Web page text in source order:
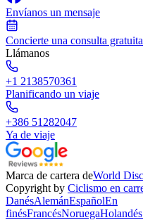
Envíanos un mensaje
Concierte una consulta gratuita
Llámanos
+1 2138570361
Planificando un viaje
+386 51282047
Ya de viaje
Marca de cartera deWorld
Copyright by Ciclismo en
DanésAlemánEspañolEn
finésFrancésNoruegaHolandés